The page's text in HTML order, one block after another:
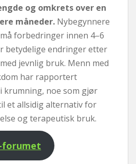
og omkrets over en
måneder. Nybegynnere
forbedringer innen 4–6
betydelige endringer etter
jevnlig bruk. Menn med
har rapportert
krumning, noe som gjør
et allsidig alternativ for
og terapeutisk bruk.
forumet